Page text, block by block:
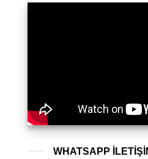
WHATSAPP